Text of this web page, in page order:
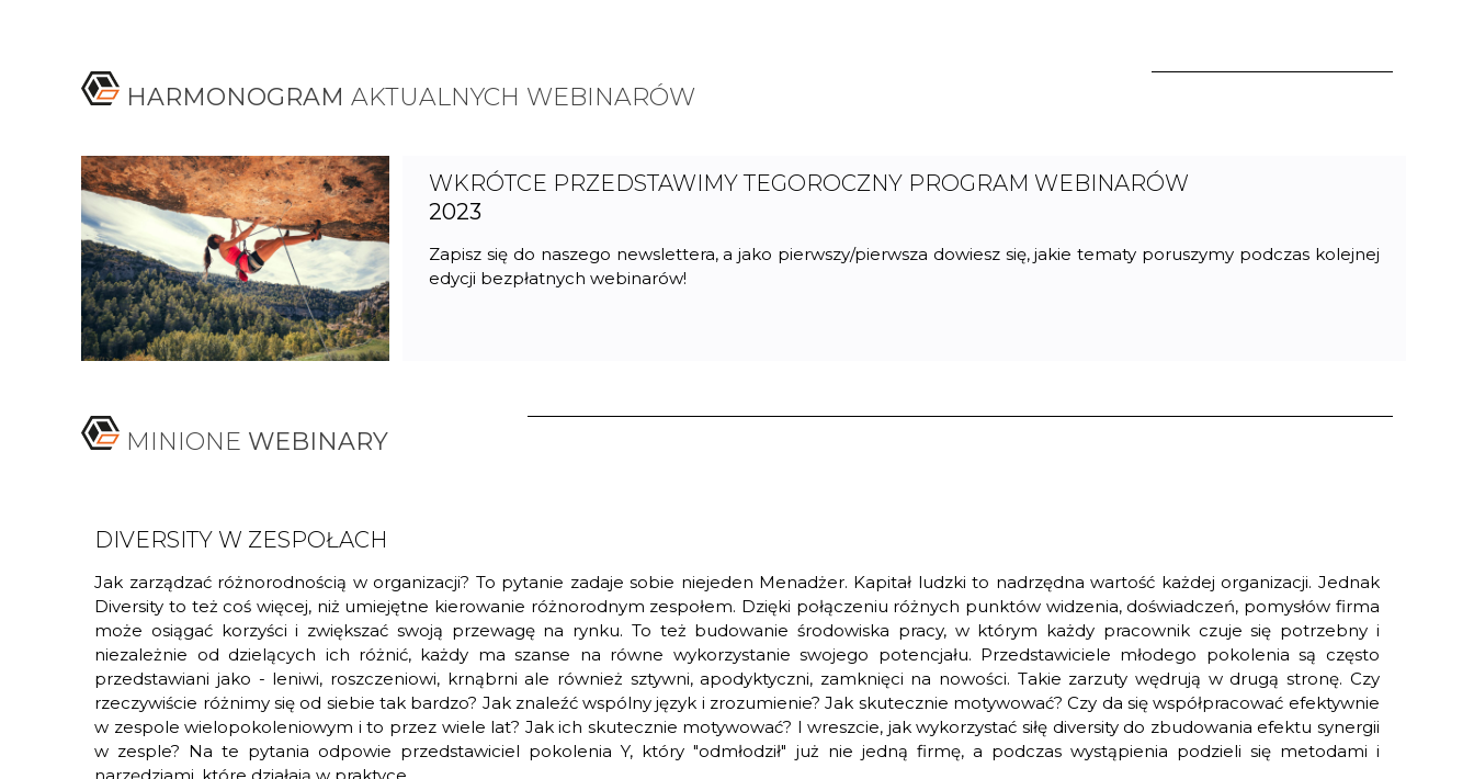
HARMONOGRAM AKTUALNYCH WEBINARÓW
WKRÓTCE PRZEDSTAWIMY TEGOROCZNY PROGRAM WEBINARÓW
2023
Zapisz się do naszego newslettera, a jako pierwszy/pierwsza dowiesz się, jakie tematy poruszymy podczas kolejnej
edycji bezpłatnych webinarów!
MINIONE WEBINARY
DIVERSITY W ZESPOŁACH
Jak zarządzać różnorodnością w organizacji? To pytanie zadaje sobie niejeden Menadżer. Kapitał ludzki to nadrzędna wartość każdej organizacji. Jednak
Diversity to też coś więcej, niż umiejętne kierowanie różnorodnym zespołem. Dzięki połączeniu różnych punktów widzenia, doświadczeń, pomysłów firma
może osiągać korzyści i zwiększać swoją przewagę na rynku. To też budowanie środowiska pracy, w którym każdy pracownik czuje się potrzebny i
niezależnie od dzielących ich różnić, każdy ma szanse na równe wykorzystanie swojego potencjału. Przedstawiciele młodego pokolenia są często
przedstawiani jako - leniwi, roszczeniowi, krnąbrni ale również sztywni, apodyktyczni, zamknięci na nowości. Takie zarzuty wędrują w drugą stronę. Czy
rzeczywiście różnimy się od siebie tak bardzo? Jak znaleźć wspólny język i zrozumienie? Jak skutecznie motywować? Czy da się współpracować efektywnie
w zespole wielopokoleniowym i to przez wiele lat? Jak ich skutecznie motywować? I wreszcie, jak wykorzystać siłę diversity do zbudowania efektu synergii
w zesple? Na te pytania odpowie przedstawiciel pokolenia Y, który "odmłodził" już nie jedną firmę, a podczas wystąpienia podzieli się metodami i
narzędziami, które działają w praktyce.